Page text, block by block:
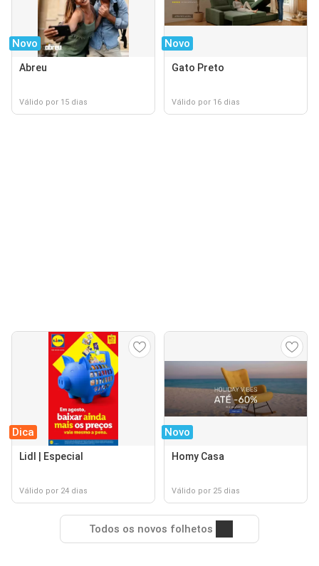
Novo
Abreu
Válido por 15 dias
Novo
Gato Preto
Válido por 16 dias
Dica
Lidl | Especial
Válido por 24 dias
Novo
Homy Casa
Válido por 25 dias
Todos os novos folhetos